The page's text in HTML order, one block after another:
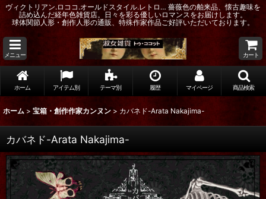
ヴィクトリアン.ロココ.オールドスタイル.レトロ… 薔薇色の舶来品、懐古趣味を
詰め込んだ経年色雑貨店。日々を彩る優しいロマンスをお届けします。
球体関節人形・創作人形の通販、特殊作家作品ご好評いただいております。
メニュー カート
ホーム アイテム別 テーマ別 履歴 マイページ 商品検索
ホーム > 宝箱・創作作家カンヌン > カバネド-Arata Nakajima-
カバネド-Arata Nakajima-